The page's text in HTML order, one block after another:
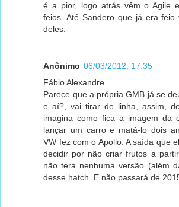
é a pior, logo atrás vêm o Agile
feios. Até Sandero que já era feio
deles.
Anônimo 06/03/2012, 17:35
Fábio Alexandre
Parece que a própria GMB já se
e aí?, vai tirar de linha, assim,
imagina como fica a imagem da
lançar um carro e matá-lo dois
VW fez com o Apollo. A saída que
decidir por não criar frutos a
não terá nenhuma versão (além
desse hatch. E não passará de